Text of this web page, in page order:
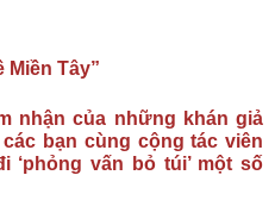
Miền Tây”
nhận của những khán giả
bạn cùng cộng tác viên
‘phỏng vấn bỏ túi’ một số